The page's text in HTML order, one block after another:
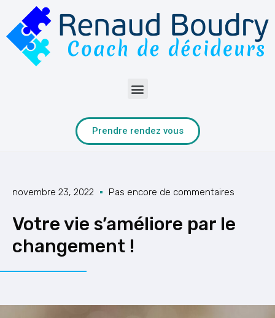
Prendre rendez vous
novembre 23, 2022 Pas encore de commentaires
Votre vie s’améliore par le
changement !